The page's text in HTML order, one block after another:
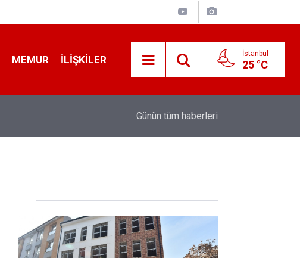
MEMUR İLIŞKILER İstanbul
25 °C
Sıcak Havalarda Ödem Şikayetini Hafife
Günün tüm haberleri